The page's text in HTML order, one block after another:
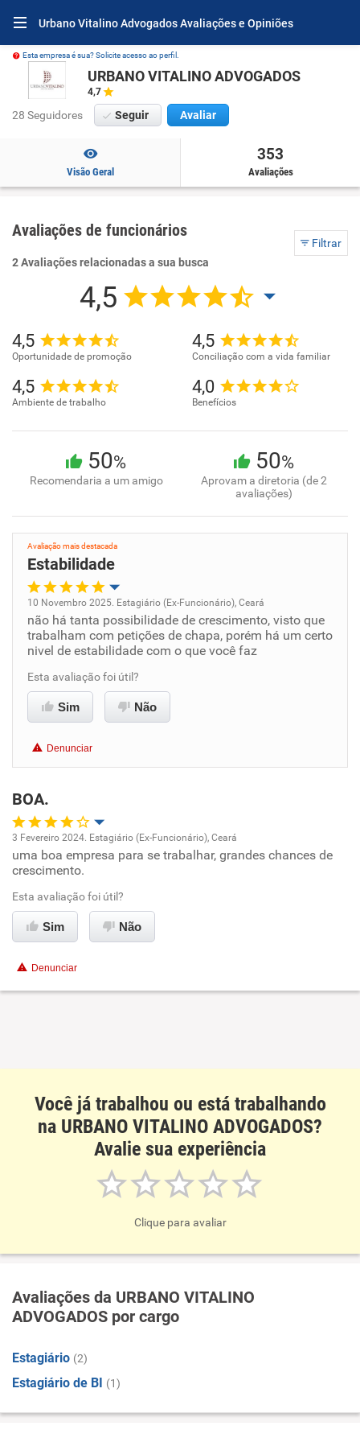
Urbano Vitalino Advogados Avaliações e Opiniões
Esta empresa é sua? Solicite acesso ao perfil.
URBANO VITALINO ADVOGADOS
4,7
28 Seguidores Seguir Avaliar
Visão Geral
353
Avaliações
Avaliações de funcionários
Filtrar
2 Avaliações relacionadas a sua busca
4,5
4,5
Oportunidade de promoção
4,5
Conciliação com a vida familiar
4,5
Ambiente de trabalho
4,0
Benefícios
50%
Recomendaria a um amigo
50%
Aprovam a diretoria (de 2
avaliações)
Avaliação mais destacada
Estabilidade
Oportunidade de promoção
Conciliação com a vida familiar
10 Novembro 2025. Estagiário (Ex-Funcionário), Ceará
não há tanta possibilidade de crescimento, visto que
trabalham com petições de chapa, porém há um certo
nivel de estabilidade com o que você faz
Esta avaliação foi útil?
Sim Não
Denunciar
BOA.
Oportunidade de promoção
Ambiente de trabalho
Conciliação com a vida familiar
3 Fevereiro 2024. Estagiário (Ex-Funcionário), Ceará
uma boa empresa para se trabalhar, grandes chances de
crescimento.
Esta avaliação foi útil?
Sim Não
Denunciar
Você já trabalhou ou está trabalhando
na URBANO VITALINO ADVOGADOS?
Avalie sua experiência
Clique para avaliar
Avaliações da URBANO VITALINO
ADVOGADOS por cargo
Estagiário (2)
Estagiário de BI (1)